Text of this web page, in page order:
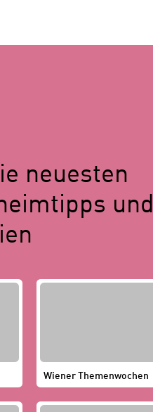
neuesten
und
Wiener Themenwochen